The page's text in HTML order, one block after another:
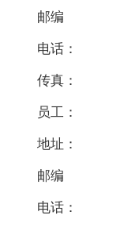
邮编
电话：
传真：
员工：
地址：
邮编
电话：